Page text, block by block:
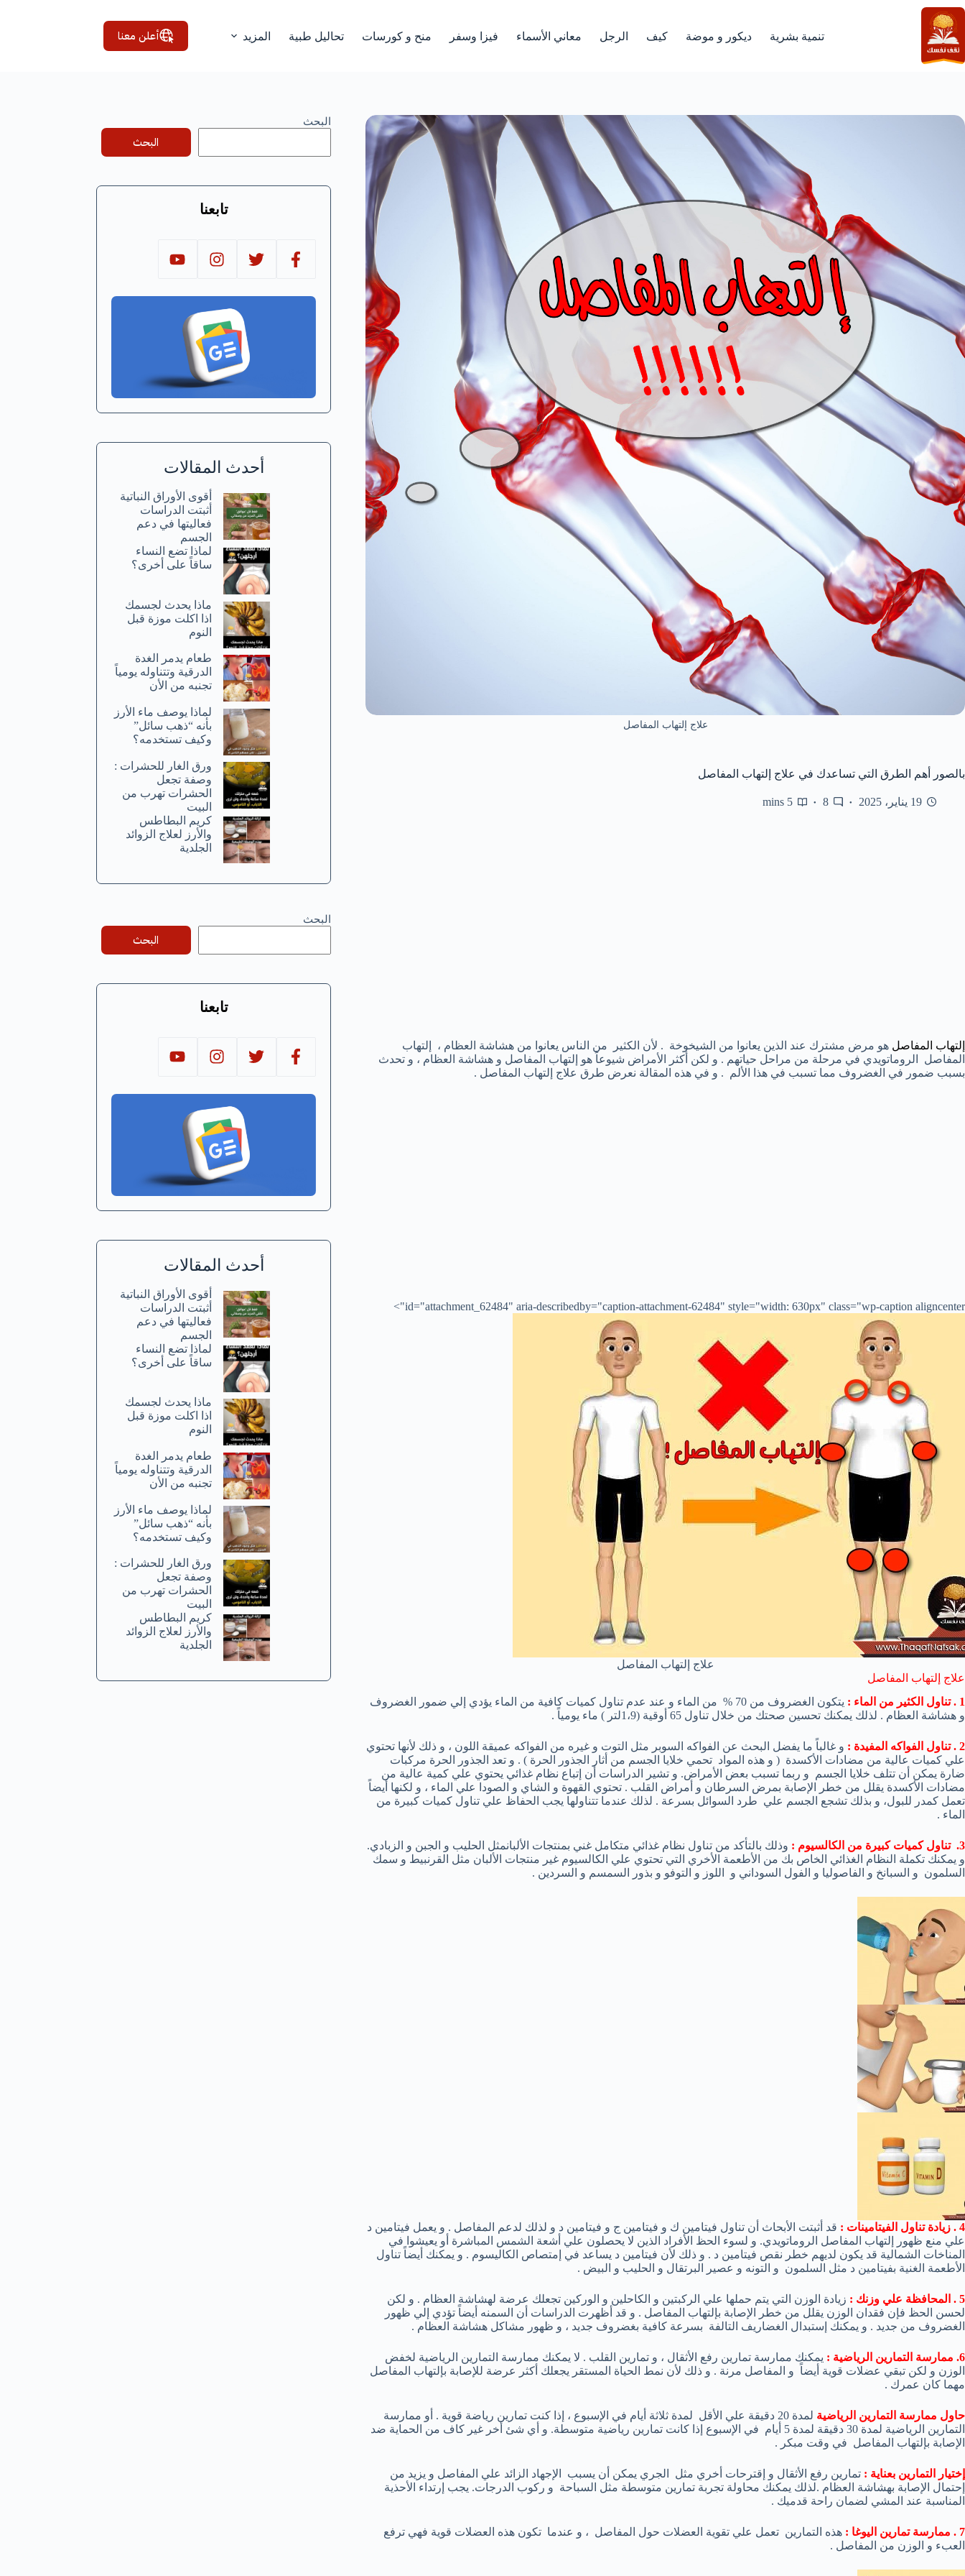
التجاوز
إلى
المحتوى
تنمية بشرية ديكور و موضة كيف الرجل معاني الأسماء فيزا وسفر منح و كورسات تحاليل طبية المزيد أعلن معنا
علاج إلتهاب المفاصل
بالصور أهم الطرق التي تساعدك في علاج إلتهاب المفاصل
19 يناير، 2025 8
5 mins
إلتهاب المفاصل هو مرض مشترك عند الذين يعانوا من الشيخوخة . لأن الكثير من الناس يعانوا من هشاشة العظام ، إلتهاب
المفاصل الروماتويدي في مرحلة من مراحل حياتهم . و لكن أكثر الأمراض شيوعاً هو إلتهاب المفاصل و هشاشة العظام ، و تحدث
بسبب ضمور في الغضروف مما تسبب في هذا الألم . و في هذه المقالة نعرض طرق علاج إلتهاب المفاصل .
id="attachment_62484" aria-describedby="caption-attachment-62484" style="width: 630px" class="wp-caption aligncenter">
علاج إلتهاب المفاصل
علاج إلتهاب المفاصل
1 . تناول الكثير من الماء :
يتكون الغضروف من 70 % من الماء و عند عدم تناول كميات كافية من الماء يؤدي إلي ضمور الغضروف
و هشاشة العظام . لذلك يمكنك تحسين صحتك من خلال تناول 65 أوقية (1،9لتر ) ماء يومياً .
2 . تناول الفواكه المفيدة :
و غالباً ما يفضل البحث عن الفواكه السوبر مثل التوت و غيره من الفواكه عميقة اللون ، و ذلك لأنها تحتوي
علي كميات عالية من مضادات الأكسدة ( و هذه المواد تحمي خلايا الجسم من أثار الجذور الحرة ) . و تعد الجذور الحرة مركبات
ضارة يمكن أن تتلف خلايا الجسم و ربما تسبب بعض الأمراض. و تشير الدراسات أن إتباع نظام غذائي يحتوي علي كمية عالية من
مضادات الأكسدة يقلل من خطر الإصابة بمرض السرطان و أمراض القلب . تحتوي القهوة و الشاي و الصودا علي الماء ، و لكنها أيضاً
تعمل كمدر للبول، و بذلك تشجع الجسم علي طرد السوائل بسرعة . لذلك عندما تتناولها يجب الحفاظ علي تناول كميات كبيرة من
الماء .
3. تناول كميات كبيرة من الكالسيوم :
وذلك بالتأكد من تناول نظام غذائي متكامل غني بمنتجات الألبانمثل الحليب و الجبن و الزبادي.
و يمكنك تكملة النظام الغذائي الخاص بك من الأطعمة الأخري التي تحتوي علي الكالسيوم غير منتجات الألبان مثل القرنبيط و سمك
السلمون و السبانخ و الفاصوليا و الفول السوداني و اللوز و التوفو و بذور السمسم و السردين .
4 . زيادة تناول الفيتامينات :
قد أثبتت الأبحاث أن تناول فيتامين ك و فيتامين ج و فيتامين د و لذلك لدعم المفاصل . و يعمل فيتامين د
علي منع ظهور إلتهاب المفاصل الروماتويدي. و لسوء الحظ الأفراد الذين لا يحصلون علي أشعة الشمس المباشرة أو يعيشوا في
المناخات الشمالية قد يكون لديهم خطر نقص فيتامين د . و ذلك لأن فيتامين د يساعد في إمتصاص الكاليسوم . و يمكنك أيضاً تناول
الأطعمة الغنية بفيتامين د مثل السلمون و التونه و عصير البرتقال و الحليب و البيض .
5 . المحافظة علي وزنك :
زيادة الوزن التي يتم حملها علي الركبتين و الكاحلين و الوركين تجعلك عرضة لهشاشة العظام . و لكن
لحسن الحظ فإن فقدان الوزن يقلل من خطر الإصابة بإلتهاب المفاصل . و قد أظهرت الدراسات أن السمنه أيضاً تؤدي إلي ظهور
الغضروف من جديد . و يمكنك إستبدال الغضاريف التالفة بسرعة كافية بغضروف جديد ، و ظهور مشاكل هشاشة العظام .
6. ممارسة التمارين الرياضية :
يمكنك ممارسة تمارين رفع الأثقال ، و تمارين القلب . لا يمكنك ممارسة التمارين الرياضية لخفض
الوزن و لكن تبقي عضلات قوية أيضاً و المفاصل مرنة . و ذلك لأن نمط الحياة المستقر يجعلك أكثر عرضة للإصابة بإلتهاب المفاصل
مهما كان عمرك .
حاول ممارسة التمارين الرياضية
لمدة 20 دقيقة علي الأقل لمدة ثلاثة أيام في الإسبوع ، إذا كنت تمارين رياضة قوية . أو ممارسة
التمارين الرياضية لمدة 30 دقيقة لمدة 5 أيام في الإسبوع إذا كانت تمارين رياضية متوسطة. و أي شئ أخر غير كاف من الحماية ضد
الإصابة بإلتهاب المفاصل في وقت مبكر .
إختيار التمارين بعناية : تمارين رفع الأثقال و إقترحات أخري مثل الجري يمكن أن يسبب الإجهاد الزائد علي المفاصل و يزيد من
إحتمال الإصابة بهشاشة العظام .لذلك يمكنك محاولة تجربة تمارين متوسطة مثل السباحة و ركوب الدرجات. يجب إرتداء الأحذية
المناسبة عند المشي لضمان راحة قدميك .
7 . ممارسة تمارين اليوغا :
هذه التمارين تعمل علي تقوية العضلات حول المفاصل ، و عندما تكون هذه العضلات قوية فهي ترفع
العبء و الوزن من المفاصل .
البحث
البحث
تابعنا
أحدث المقالات
أقوى الأوراق النباتية
أثبتت الدراسات
فعاليتها في دعم
الجسم
لماذا تضع النساء
ساقاً على أخرى؟
ماذا يحدث لجسمك
اذا اكلت موزة قبل
النوم
طعام يدمر الغدة
الدرقية وتتناوله يومياً
تجنبه من الأن
لماذا يوصف ماء الأرز
بأنه “ذهب سائل”
وكيف تستخدمه؟
ورق الغار للحشرات :
وصفة تجعل
الحشرات تهرب من
البيت
كريم البطاطس
والأرز لعلاج الزوائد
الجلدية
البحث
البحث
تابعنا
أحدث المقالات
أقوى الأوراق النباتية
أثبتت الدراسات
فعاليتها في دعم
الجسم
لماذا تضع النساء
ساقاً على أخرى؟
ماذا يحدث لجسمك
اذا اكلت موزة قبل
النوم
طعام يدمر الغدة
الدرقية وتتناوله يومياً
تجنبه من الأن
لماذا يوصف ماء الأرز
بأنه “ذهب سائل”
وكيف تستخدمه؟
ورق الغار للحشرات :
وصفة تجعل
الحشرات تهرب من
البيت
كريم البطاطس
والأرز لعلاج الزوائد
الجلدية